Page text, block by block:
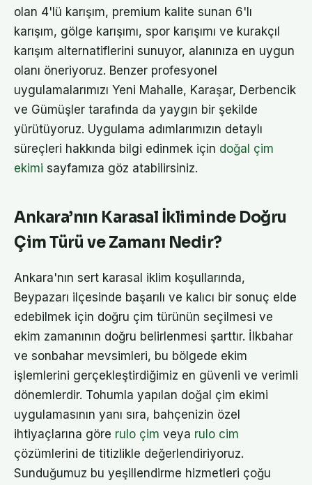
olan 4'lü karışım, premium kalite sunan 6'lı
karışım, gölge karışımı, spor karışımı ve kurakçıl
karışım alternatiflerini sunuyor, alanınıza en uygun
olanı öneriyoruz. Benzer profesyonel
uygulamalarımızı Yeni Mahalle, Karaşar, Derbencik
ve Gümüşler tarafında da yaygın bir şekilde
yürütüyoruz. Uygulama adımlarımızın detaylı
süreçleri hakkında bilgi edinmek için doğal çim
ekimi sayfamıza göz atabilirsiniz.
Ankara’nın Karasal İkliminde Doğru
Çim Türü ve Zamanı Nedir?
Ankara'nın sert karasal iklim koşullarında,
Beypazarı ilçesinde başarılı ve kalıcı bir sonuç elde
edebilmek için doğru çim türünün seçilmesi ve
ekim zamanının doğru belirlenmesi şarttır. İlkbahar
ve sonbahar mevsimleri, bu bölgede ekim
işlemlerini gerçekleştirdiğimiz en güvenli ve verimli
dönemlerdir. Tohumla yapılan doğal çim ekimi
uygulamasının yanı sıra, bahçenizin özel
ihtiyaçlarına göre rulo çim veya rulo cim
çözümlerini de titizlikle değerlendiriyoruz.
Sunduğumuz bu yeşillendirme hizmetleri çoğu